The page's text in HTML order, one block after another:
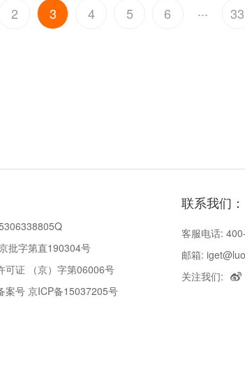
2 3 4 5 6 ... 33
批字第直190304号
可证 （京）字第06006号
案号 京ICP备15037205号
联系我们：
客服电话:
邮箱:
关注我们: